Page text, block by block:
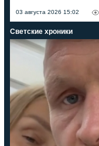
03 августа 2026 15:02
Светские хроники